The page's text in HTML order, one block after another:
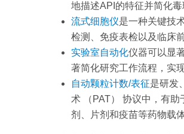
地描述API的特征并简化毒
流式细胞仪是一种关键技
检测、免疫表检以及临床
实验室自动化仪器可以显
著简化研究工作流程，实
自动颗粒计数/表征是研发
术 （PAT） 协议中，有
剂、片剂和疫苗等药物载